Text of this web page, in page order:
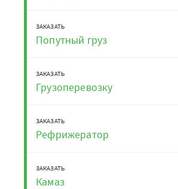
ЗАКАЗАТЬ
Попутный груз
ЗАКАЗАТЬ
Грузоперевозку
ЗАКАЗАТЬ
Рефрижератор
ЗАКАЗАТЬ
Камаз